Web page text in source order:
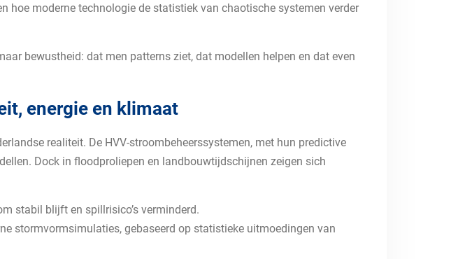
hoe moderne technologie de statistiek van chaotische systemen verder
bewustheid: dat men patterns ziet, dat modellen helpen en dat even
energie en klimaat
realiteit. De HVV-stroombeheerssystemen, met hun predictive
Dock in floodproliepen en landbouwtijdschijnen zeigen sich
stabil blijft en spillrisico’s verminderd.
stormvormsimulaties, gebaseerd op statistieke uitmoedingen van